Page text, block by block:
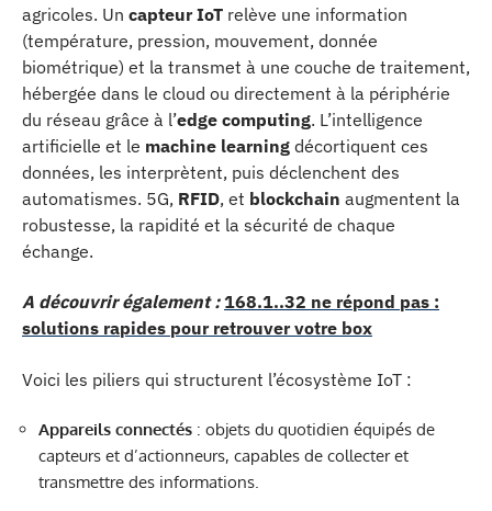
agricoles. Un capteur IoT relève une information
(température, pression, mouvement, donnée
biométrique) et la transmet à une couche de traitement,
hébergée dans le cloud ou directement à la périphérie
du réseau grâce à l’edge computing. L’intelligence
artificielle et le machine learning décortiquent ces
données, les interprètent, puis déclenchent des
automatismes. 5G, RFID, et blockchain augmentent la
robustesse, la rapidité et la sécurité de chaque
échange.
A découvrir également : 168.1..32 ne répond pas :
solutions rapides pour retrouver votre box
Voici les piliers qui structurent l’écosystème IoT :
Appareils connectés : objets du quotidien équipés de
capteurs et d’actionneurs, capables de collecter et
transmettre des informations.